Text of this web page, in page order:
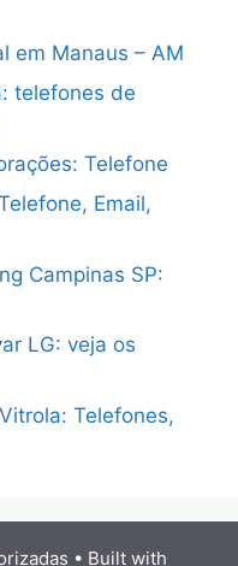
em Manaus – AM
telefones de
Telefone
Email,
Campinas SP:
LG: veja os
Telefones,
• Built with